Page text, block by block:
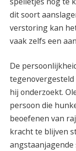
dit soort
verstoring kan
vaak zelfs een
De
hij onderzoekt.
persoon die
beoefenen van
kracht te blijven